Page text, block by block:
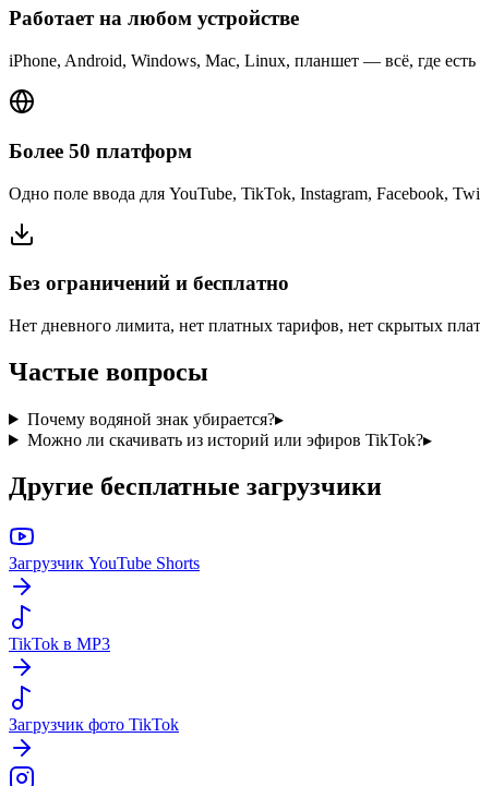
Работает на любом устройстве
iPhone, Android, Windows, Mac, Linux, планшет — всё, где есть
Более 50 платформ
Одно поле ввода для YouTube, TikTok, Instagram, Facebook,
Без ограничений и бесплатно
Нет дневного лимита, нет платных тарифов, нет скрытых
Частые вопросы
Почему водяной знак убирается?▸
Можно ли скачивать из историй или эфиров TikTok?▸
Другие бесплатные загрузчики
Загрузчик YouTube Shorts
TikTok в MP3
Загрузчик фото TikTok